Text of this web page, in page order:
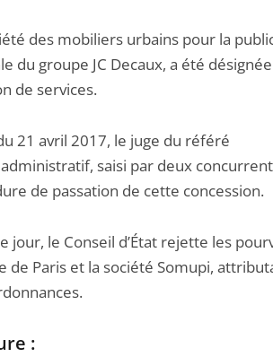
des mobiliers urbains pour la
du groupe JC Decaux, a été
de services.
21 avril 2017, le juge du référé
saisi par deux
de passation de cette concession.
jour, le Conseil d’État rejette les
de Paris et la société Somupi,
: